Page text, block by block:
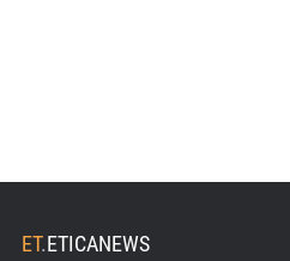
ET.ETICANEWS